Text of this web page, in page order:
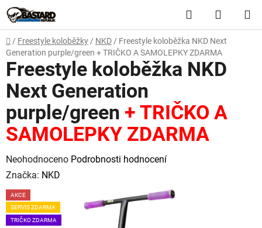
Přejít
na
obsah
Hledat
KOŠÍK
Domů
/ Freestyle koloběžky / NKD / Freestyle koloběžka NKD Next
Generation purple/green + TRIČKO A SAMOLEPKY ZDARMA
Freestyle koloběžka NKD
Next Generation
purple/green + TRIČKO A
SAMOLEPKY ZDARMA
Průměrné
hodnocení
produktu
je
0,0
Neohodnoceno Podrobnosti hodnocení
Značka: NKD
AKCE
SERVIS ZDARMA
TRIČKO ZDARMA